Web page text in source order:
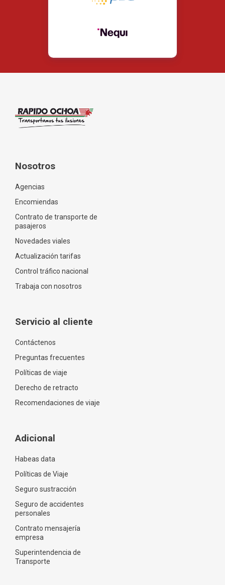
Nosotros
Agencias
Encomiendas
Contrato de transporte de
pasajeros
Novedades viales
Actualización tarifas
Control tráfico nacional
Trabaja con nosotros
Servicio al cliente
Contáctenos
Preguntas frecuentes
Políticas de viaje
Derecho de retracto
Recomendaciones de viaje
Adicional
Habeas data
Políticas de Viaje
Seguro sustracción
Seguro de accidentes
personales
Contrato mensajería
empresa
Superintendencia de
Transporte